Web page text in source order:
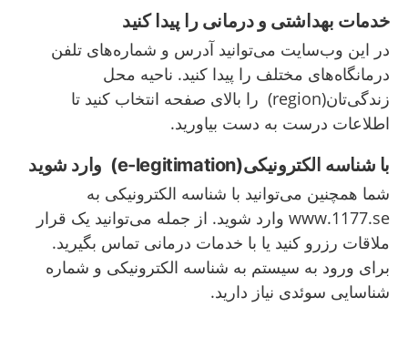
خدمات بهداشتی و درمانی را پیدا کنید
در این وب‌سایت می‌توانید آدرس و شماره‌های تلفن
درمانگاه‌های مختلف را پیدا کنید. ناحیه محل
زندگی‌تان(region) را بالای صفحه انتخاب کنید تا
اطلاعات درست به دست بیاورید.
با شناسه الکترونیکی(e-legitimation) وارد شوید
شما همچنین می‌توانید با شناسه الکترونیکی به
www.1177.se وارد شوید. از جمله می‌توانید یک قرار
ملاقات رزرو کنید یا با خدمات درمانی تماس بگیرید.
برای ورود به سیستم به شناسه الکترونیکی و شماره
شناسایی سوئدی نیاز دارید.